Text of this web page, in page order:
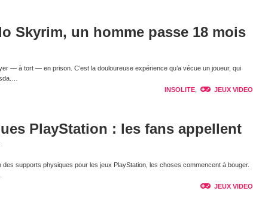
Skyrim, un homme passe 18 mois
— à tort — en prison. C’est la douloureuse expérience qu’a vécue un joueur, qui
INSOLITE, JEUX VIDEO
PlayStation : les fans appellent
supports physiques pour les jeux PlayStation, les choses commencent à bouger.
JEUX VIDEO